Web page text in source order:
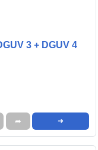
3 + DGUV 4
➦ ➜